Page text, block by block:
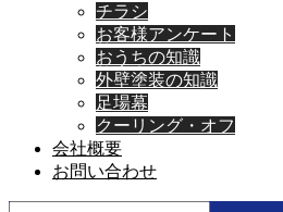
チラシ
お客様アンケート
おうちの知識
外壁塗装の知識
足場幕
クーリング・オフ
会社概要
お問い合わせ